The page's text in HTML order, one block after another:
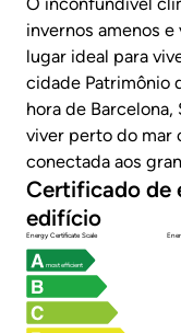
O inconfundível
invernos amenos
lugar ideal para
cidade Patrimônio
hora de
viver perto do mar
conectada aos
Certificado de
edifício
Energy Certificate Scale
most efficient